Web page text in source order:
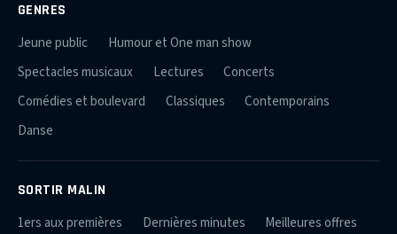
GENRES
Jeune public
Humour et One man show
Spectacles musicaux
Lectures
Concerts
Comédies et boulevard
Classiques
Contemporains
Danse
SORTIR MALIN
1ers aux premières Dernières minutes
Meilleures offres